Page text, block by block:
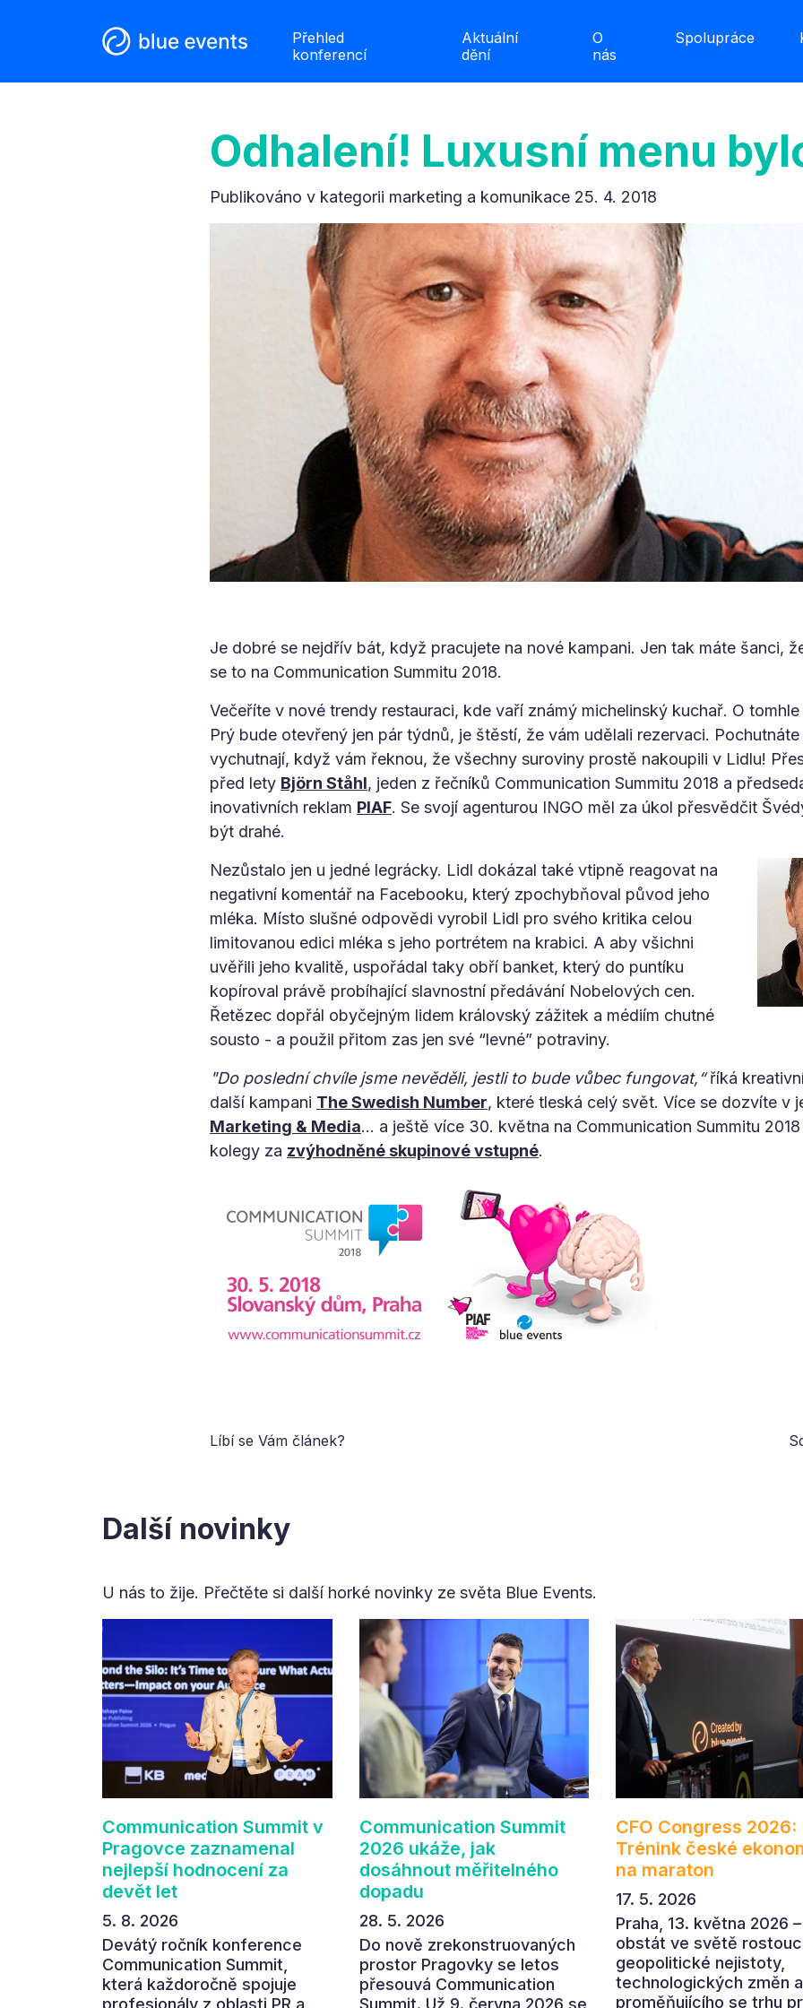
Přehled
konferencí
Aktuální
dění
O
nás
Spolupráce
Odhalení! Luxusní menu
Publikováno v kategorii marketing a komunikace 25. 4. 2018
Je dobré se nejdřív bát, když pracujete na nové kampani. Jen tak máte šanci,
se to na Communication Summitu 2018.
Večeříte v nové trendy restauraci, kde vaří známý michelinský kuchař. O
Prý bude otevřený jen pár týdnů, je štěstí, že vám udělali rezervaci.
vychutnají, když vám řeknou, že všechny suroviny prostě nakoupili v Lidlu!
před lety Björn Ståhl, jeden z řečníků Communication Summitu 2018 a
inovativních reklam PIAF. Se svojí agenturou INGO měl za úkol přesvědčit
být drahé.
Nezůstalo jen u jedné legrácky. Lidl dokázal také vtipně reagovat na
negativní komentář na Facebooku, který zpochybňoval původ jeho
mléka. Místo slušné odpovědi vyrobil Lidl pro svého kritika celou
limitovanou edici mléka s jeho portrétem na krabici. A aby všichni
uvěřili jeho kvalitě, uspořádal taky obří banket, který do puntíku
kopíroval právě probíhající slavnostní předávání Nobelových cen.
Řetězec dopřál obyčejným lidem královský zážitek a médiím chutné
sousto - a použil přitom zas jen své “levné” potraviny.
"Do poslední chvíle jsme nevěděli, jestli to bude vůbec fungovat,“říká
další kampani The Swedish Number, které tleská celý svět. Více se dozvíte v
Marketing & Media... a ještě více 30. května na Communication Summitu
kolegy za zvýhodněné skupinové vstupné.
Líbí se Vám článek?
Další novinky
U nás to žije. Přečtěte si další horké novinky ze světa Blue Events.
Communication Summit v
Pragovce zaznamenal
nejlepší hodnocení za
devět let
5. 8. 2026
Devátý ročník konference
Communication Summit,
která každoročně spojuje
profesionály z oblasti PR a
Communication Summit
2026 ukáže, jak
dosáhnout měřitelného
dopadu
28. 5. 2026
Do nově zrekonstruovaných
prostor Pragovky se letos
přesouvá Communication
Summit. Už 9. června 2026 se
CFO Congress 2026:
Trénink české
na maraton
17. 5. 2026
Praha, 13. května 2026
obstát ve světě
geopolitické nejistoty,
technologických změn a
proměňujícího se trhu